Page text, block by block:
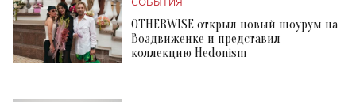
СОБЫТИЯ
OTHERWISE открыл новый шоурум на
Воздвиженке и представил
коллекцию Hedonism